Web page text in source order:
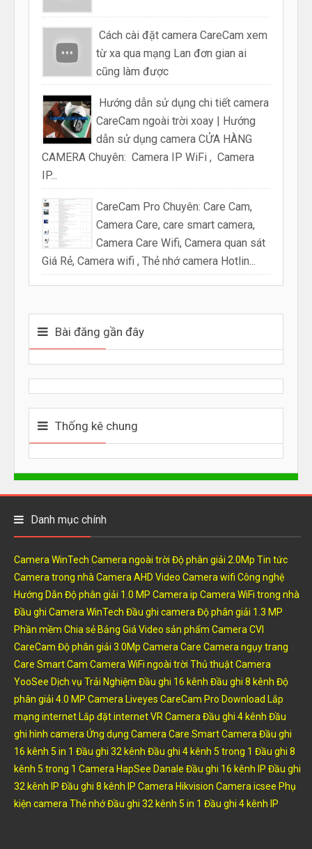
Cách cài đặt camera CareCam xem
từ xa qua mạng Lan đơn gian ai
cũng làm được
Hướng dẫn sử dụng chi tiết camera
CareCam ngoài trời xoay | Hướng
dẫn sử dụng camera CỬA HÀNG
CAMERA Chuyên: Camera IP WiFi , Camera
IP...
CareCam Pro Chuyên: Care Cam,
Camera Care, care smart camera,
Camera Care Wifi, Camera quan sát
Giá Rẻ, Camera wifi , Thẻ nhớ camera Hotlin...
Bài đăng gần đây
Thống kê chung
Danh mục chính
Camera WinTech Camera ngoài trời Độ phân giải 2.0Mp Tin tức
Camera trong nhàCamera AHD Video Camera wifi Công nghệ
Hướng Dẫn Độ phân giải 1.0 MP Camera ip Camera WiFi trong nhà
Đầu ghi Camera WinTech Đầu ghi cameraĐộ phân giải 1.3 MP
Phần mềm Chia sẻ Bảng GiáVideo sản phẩm Camera CVI
CareCam Độ phân giải 3.0Mp Camera Care Camera ngụy trang
Care Smart Cam Camera WiFi ngoài trời Thủ thuậtCamera
YooSee Dịch vụ Trải Nghiệm Đầu ghi 16 kênh Đầu ghi 8 kênh Độ
phân giải 4.0 MP Camera Liveyes CareCam Pro Download Lắp
mạng internet Lắp đặt internetVR CameraĐầu ghi 4 kênh Đầu
ghi hình camera Ứng dụng CameraCare Smart CameraĐầu ghi
16 kênh 5 in 1 Đầu ghi 32 kênh Đầu ghi 4 kênh 5 trong 1 Đầu ghi 8
kênh 5 trong 1 Camera HapSee Danale Đầu ghi 16 kênh IP Đầu ghi
32 kênh IP Đầu ghi 8 kênh IP Camera Hikvision Camera icsee Phụ
kiện cameraThẻ nhớĐầu ghi 32 kênh 5 in 1 Đầu ghi 4 kênh IP